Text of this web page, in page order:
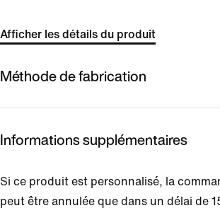
Afficher les détails du produit
Méthode de fabrication
Informations supplémentaires
Si ce produit est personnalisé, la
peut être annulée que dans un délai de